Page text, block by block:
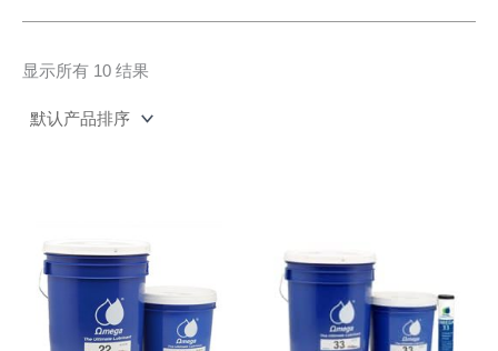
显示所有 10 结果